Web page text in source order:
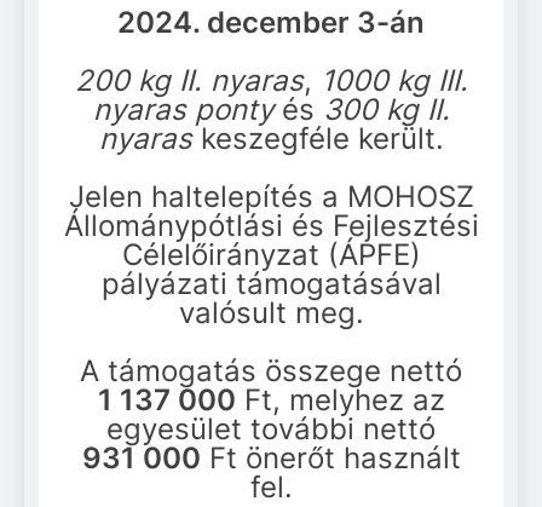
Herman Ottó HE Pécs –
2025. évi információk
Haltelepítés 2024.12.03.
2024. december 3-án
200 kg II. nyaras, 1000 kg III.
nyaras pontyés 300 kg II.
nyaraskeszegféle került.
Jelen haltelepítés a MOHOSZ
Állománypótlási és Fejlesztési
Célelőirányzat (ÁPFE)
pályázati támogatásával
valósult meg.
A támogatás összege nettó
1 137 000 Ft, melyhez az
egyesület további nettó
931 000 Ft önerőt használt
fel.